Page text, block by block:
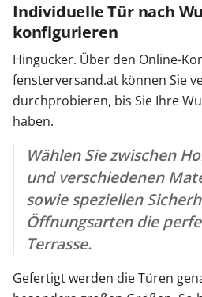
Individuelle Tür nach
konfigurieren
Hingucker. Über den Online-
fensterversand.at können Sie
durchprobieren, bis Sie Ihre
haben.
Wählen Sie zwischen
und verschiedenen
sowie speziellen
Öffnungsarten die
Terrasse.
Gefertigt werden die Türen